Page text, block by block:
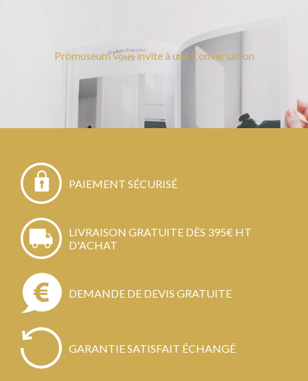
Promuseum vous invite à une Conversation
PAIEMENT SÉCURISÉ
LIVRAISON GRATUITE DÈS 395€ HT
D'ACHAT
DEMANDE DE DEVIS GRATUITE
GARANTIE SATISFAIT ÉCHANGÉ